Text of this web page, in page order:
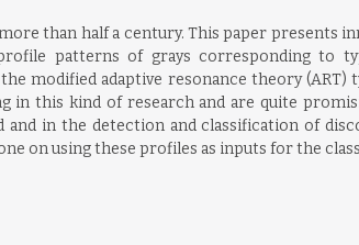
than half a century. This paper presents
patterns of grays corresponding to
modified adaptive resonance theory (ART)
in this kind of research and are quite
in the detection and classification of
on using these profiles as inputs for the